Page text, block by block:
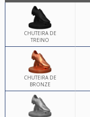
CHUTEIRA DE
TREINO
CHUTEIRA DE
BRONZE